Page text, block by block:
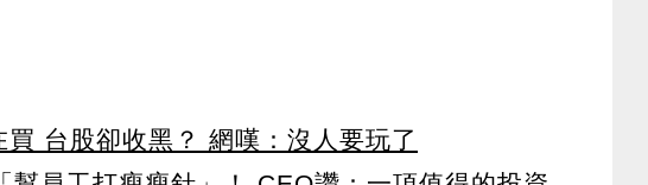
台股卻收黑？ 網嘆：沒人要玩了